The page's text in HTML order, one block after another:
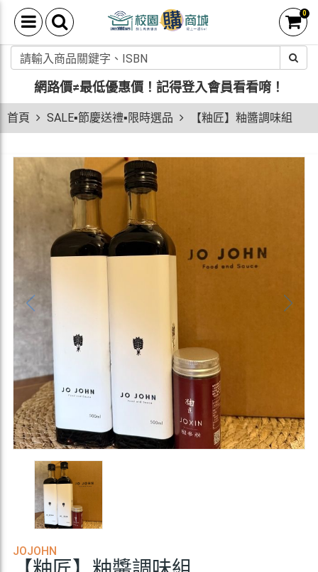
0
網路價≠最低優惠價！ 記得登入會員看看唷！
首頁 SALE▪節慶送禮▪限時選品 【粙匠】粙醬調味組
JOJOHN